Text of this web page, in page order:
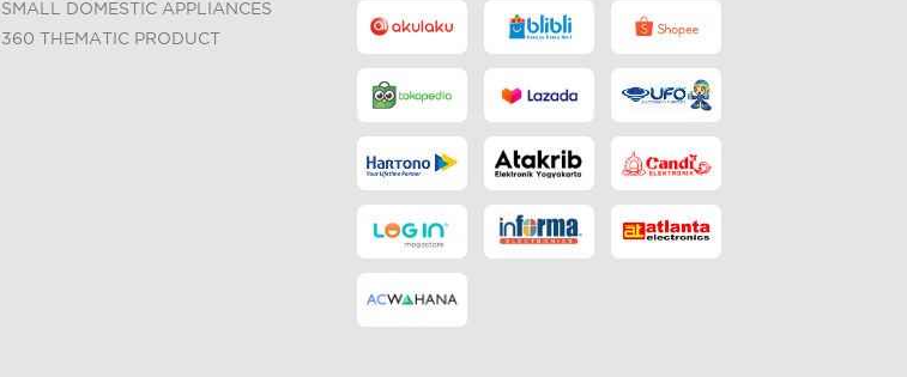
SMALL DOMESTIC APPLIANCES
360 THEMATIC PRODUCT